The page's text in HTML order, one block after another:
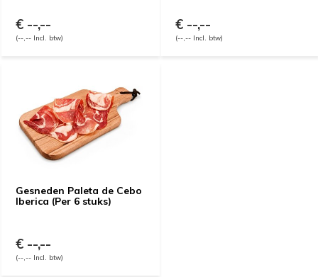
€ --,--
(--,-- Incl. btw)
€ --,--
(--,-- Incl. btw)
Gesneden Paleta de Cebo
Iberica (Per 6 stuks)
€ --,--
(--,-- Incl. btw)